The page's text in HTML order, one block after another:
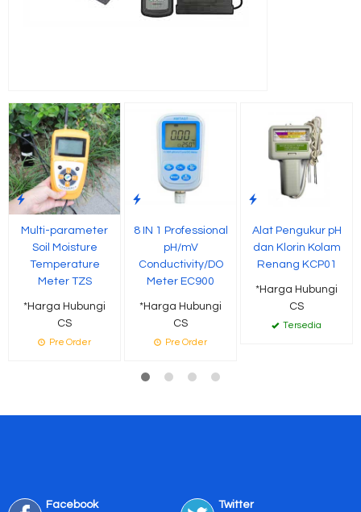
Multi-parameter
Soil Moisture
Temperature
Meter TZS
*Harga Hubungi
CS
Pre Order
8 IN 1 Professional
pH/mV
Conductivity/DO
Meter EC900
*Harga Hubungi
CS
Pre Order
Alat Pengukur pH
dan Klorin Kolam
Renang KCP01
*Harga Hubungi
CS
Tersedia
Facebook Twitter